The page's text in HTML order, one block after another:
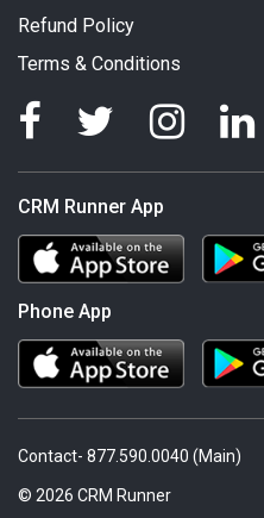
Refund Policy
Terms & Conditions
CRM Runner App
Phone App
Contact- 877.590.0040 (Main)
© 2026 CRM Runner